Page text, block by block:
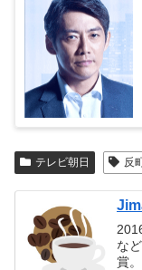
テレビ朝日 反
な
賞